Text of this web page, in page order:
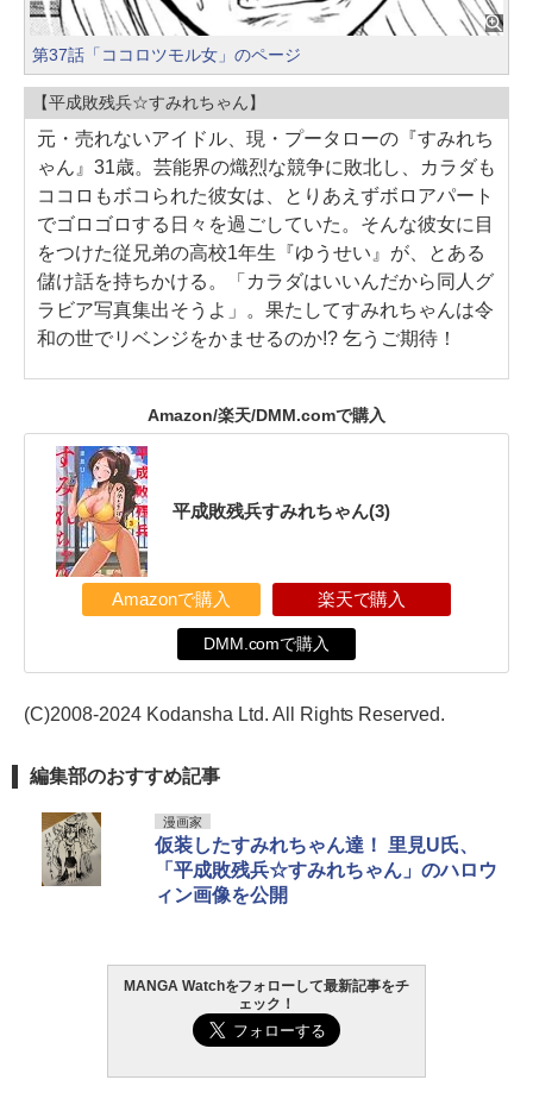
第37話「ココロツモル女」のページ
【平成敗残兵☆すみれちゃん】
元・売れないアイドル、現・プータローの『すみれち
ゃん』31歳。芸能界の熾烈な競争に敗北し、カラダも
ココロもボコられた彼女は、とりあえずボロアパート
でゴロゴロする日々を過ごしていた。そんな彼女に目
をつけた従兄弟の高校1年生『ゆうせい』が、とある
儲け話を持ちかける。「カラダはいいんだから同人グ
ラビア写真集出そうよ」。果たしてすみれちゃんは令
和の世でリベンジをかませるのか!? 乞うご期待！
Amazon/楽天/DMM.comで購入
平成敗残兵すみれちゃん(3)
Amazonで購入 楽天で購入
DMM.comで購入
(C)2008-2024 Kodansha Ltd. All Rights Reserved.
編集部のおすすめ記事
漫画家
仮装したすみれちゃん達！ 里見U氏、
「平成敗残兵☆すみれちゃん」のハロウ
ィン画像を公開
MANGA Watchをフォローして最新記事をチ
ェック！